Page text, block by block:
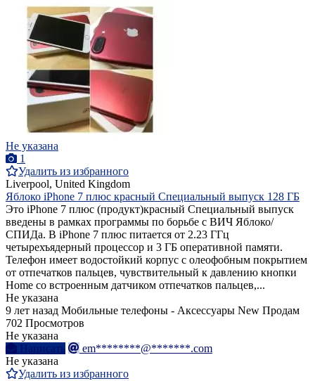
Не указана
1
Удалить из избранного
Liverpool, United Kingdom
Яблоко iPhone 7 плюс красный Специальный выпуск 128 ГБ
Это iPhone 7 плюс (продукт)красный Специальный выпуск
введены в рамках программы по борьбе с ВИЧ Яблоко/
СПИДа. В iPhone 7 плюс питается от 2.23 ГГц
четырехъядерный процессор и 3 ГБ оперативной памяти.
Телефон имеет водостойкий корпус с олеофобным покрытием
от отпечатков пальцев, чувствительный к давлению кнопки
Home со встроенным датчиком отпечатков пальцев,...
Не указана
9 лет назад Мобильные телефоны - Аксессуары New Продам
702 Просмотров
Не указана
Написать
em********@*******.com
Не указана
Удалить из избранного